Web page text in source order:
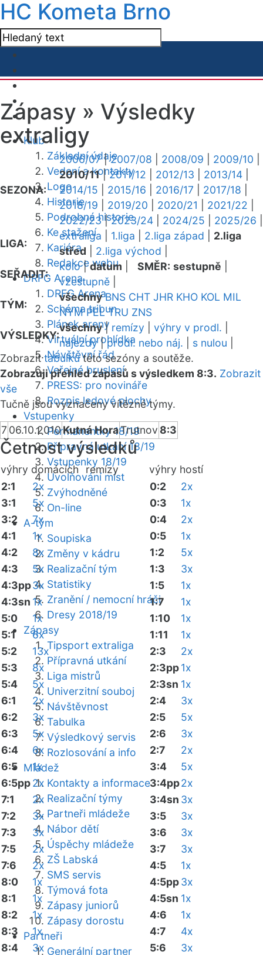
HC Kometa Brno
Klub
Základní údaje
Vedení a kontakty
Logo
Historie
Podrobná historie
Ke stažení
Kariéra
Redakce webu
DRFG Arena
DRFG Arena
Schéma tribun
Plánek areny
Virtuální prohlídka
Návštěvní řád
Veřejné bruslení
PRESS: pro novináře
Rozpis ledové plochy
Vstupenky
Permanentky 18/19
Přípravná utkání 18/19
Vstupenky 18/19
Uvolňování míst
Zvýhodněné
On-line
A-tým
Soupiska
Změny v kádru
Realizační tým
Statistiky
Zranění / nemocní hráči
Dresy 2018/19
Zápasy
Tipsport extraliga
Přípravná utkání
Liga mistrů
Univerzitní souboj
Návštěvnost
Tabulka
Výsledkový servis
Rozlosování a info
Mládež
Kontakty a informace
Realizační týmy
Partneři mládeže
Nábor dětí
Úspěchy mládeže
ZŠ Labská
SMS servis
Týmová fota
Zápasy juniorů
Zápasy dorostu
Partneři
Generální partner
Zápasy » Výsledky
extraligy
SEZONA:
2006/07|2007/08 2008/09 2009/10
2010/11|2011/12 2012/13 2013/14
2014/15
2015/16 2016/17 2017/18
2018/19
2019/20 2020/21 2021/22
2022/23|2023/24 2024/25 2025/26
LIGA:
extraliga 1.liga 2.liga západ
2.liga
střed
2.liga východ
SEŘADIT:
kolo|datum SMĚR: sestupně
vzestupně
TÝM:
všechny BNS CHT JHR KHO KOL MIL
NYM PEL TRU ZNS
VÝSLEDKY:
všechny| remízy výhry v prodl.
nájezdy|prodl. nebo náj. s nulou
Zobrazittabulkutéto sezóny a soutěže.
Zobrazuji přehled zápasů s výsledkem 8:3. Zobrazit
vše
Tučně jsou vyznačeny vítězné týmy.
7 06.10.2010Kutná HoraTrutnov 8:3
Četnost výsledků
výhry domácích remízy výhry hostí
2:1
2x
3:1
5x
3:2
7x
4:1
1x
4:2
8x
4:3
5x
4:3pp3x
4:3sn 1x
5:0
1x
5:1
6x
5:2
13x
5:3
8x
5:4
5x
6:1
2x
6:2
3x
6:3
5x
6:4
6x
6:5
1x
6:5pp2x
7:1
2x
7:2
3x
7:3
3x
7:5
2x
7:6
2x
8:0
1x
8:1
1x
8:2
1x
8:3
1x
8:4
3x
0:2
2x
0:3
1x
0:4
2x
0:5
1x
1:2
5x
1:3
3x
1:5
1x
1:7
1x
1:10
1x
1:11
1x
2:3
2x
2:3pp1x
2:3sn 1x
2:4
3x
2:5
5x
2:6
3x
2:7
2x
3:4
5x
3:4pp2x
3:4sn 3x
3:5
3x
3:6
3x
3:7
3x
4:5
1x
4:5pp3x
4:5sn 1x
4:6
1x
4:7
4x
5:6
3x